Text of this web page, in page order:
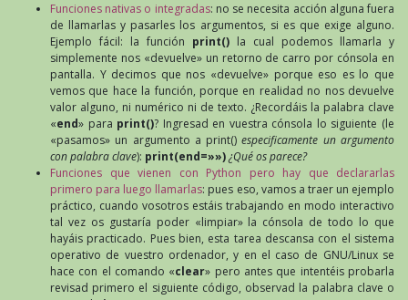
Funciones nativas o integradas: no se necesita acción alguna fuera
de llamarlas y pasarles los argumentos, si es que exige alguno.
Ejemplo fácil: la función print() la cual podemos llamarla y
simplemente nos «devuelve» un retorno de carro por cónsola en
pantalla. Y decimos que nos «devuelve» porque eso es lo que
vemos que hace la función, porque en realidad no nos devuelve
valor alguno, ni numérico ni de texto. ¿Recordáis la palabra clave
«end» para print()? Ingresad en vuestra cónsola lo siguiente (le
«pasamos» un argumento a print()especificamente un argumento
con palabra clave): print(end=»»)¿Qué os parece?
Funciones que vienen con Python pero hay que declararlas
primero para luego llamarlas: pues eso, vamos a traer un ejemplo
práctico, cuando vosotros estáis trabajando en modo interactivo
tal vez os gustaría poder «limpiar» la cónsola de todo lo que
hayáis practicado. Pues bien, esta tarea descansa con el sistema
operativo de vuestro ordenador, y en el caso de GNU/Linux se
hace con el comando «clear» pero antes que intentéis probarla
revisad primero el siguiente código, observad la palabra clave o